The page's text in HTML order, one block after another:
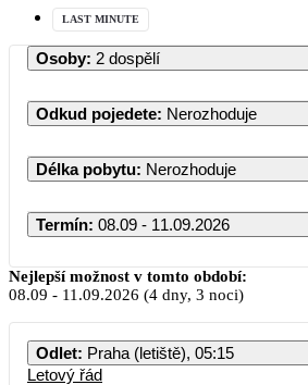
LAST MINUTE
Osoby: 2 dospělí
Odkud pojedete: Nerozhoduje
Délka pobytu: Nerozhoduje
Termín: 08.09 - 11.09.2026
Nejlepší možnost v tomto období:
08.09 - 11.09.2026 (4 dny, 3 noci)
Odlet: Praha (letiště), 05:15
Letový řád